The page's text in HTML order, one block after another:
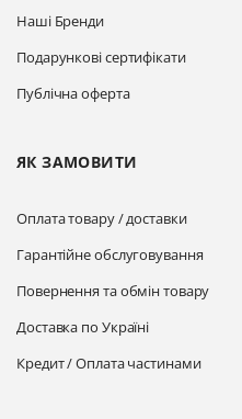
Наші Бренди
Подарункові сертифікати
Публічна оферта
ЯК ЗАМОВИТИ
Оплата товару / доставки
Гарантійне обслуговування
Повернення та обмін товару
Доставка по Україні
Кредит / Оплата частинами